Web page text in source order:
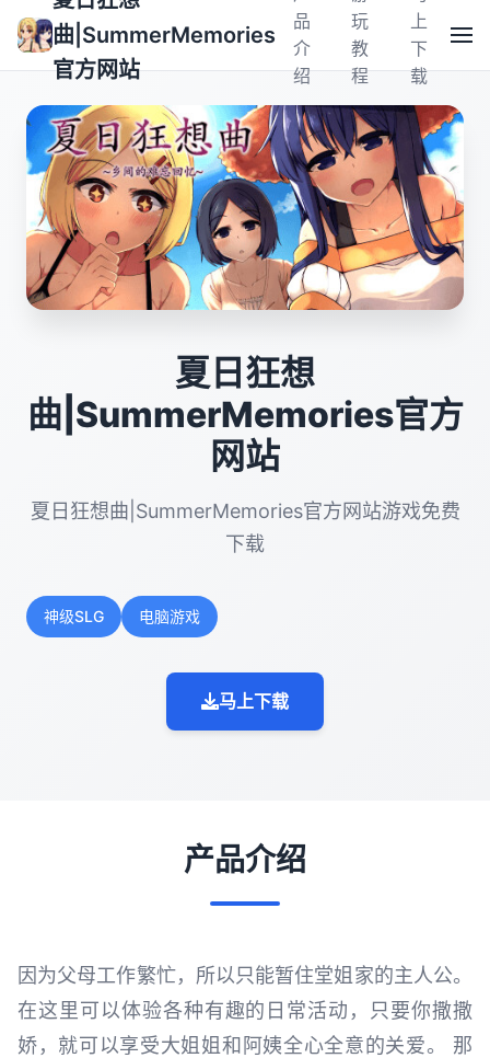
曲|SummerMemories
官方网站
品
介
绍
玩
教
程
上
下
载
夏日狂想
曲|SummerMemories官方
网站
夏日狂想曲|SummerMemories官方网站游戏免费
下载
神级SLG 电脑游戏
马上下载
产品介绍
因为父母工作繁忙，所以只能暂住堂姐家的主人公。
在这里可以体验各种有趣的日常活动，只要你撒撒
娇，就可以享受大姐姐和阿姨全心全意的关爱。 那